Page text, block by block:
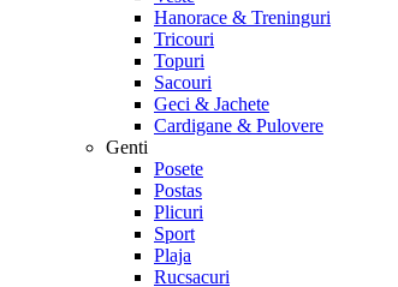
Hanorace & Treninguri
Tricouri
Topuri
Sacouri
Geci & Jachete
Cardigane & Pulovere
Genti
Posete
Postas
Plicuri
Sport
Plaja
Rucsacuri